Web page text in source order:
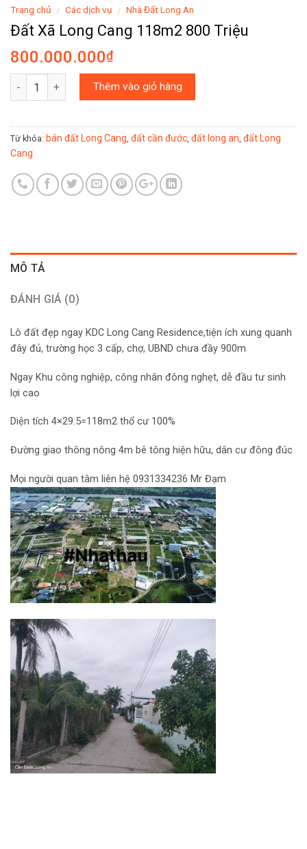
Trang chủ / Các dịch vụ / Nhà Đất Long An
Đất Xã Long Cang 118m2 800 Triệu
800.000.000₫
Số lượng Thêm vào giỏ hàng
Từ khóa: bán đất Long Cang, đất cần đước, đất long an, đất Long
Cang
MÔ TẢ
ĐÁNH GIÁ (0)
Lô đất đẹp ngay KDC Long Cang Residence,tiện ích xung quanh
đây đủ, trường học 3 cấp, chợ, UBND chưa đầy 900m
Ngay Khu công nghiệp, công nhân đông nghẹt, dễ đầu tư sinh
lợi cao
Diện tích 4×29.5=118m2 thổ cư 100%
Đường giao thông nông 4m bê tông hiện hữu, dân cư đông đúc
Mọi người quan tâm liên hệ 0931334236 Mr Đạm